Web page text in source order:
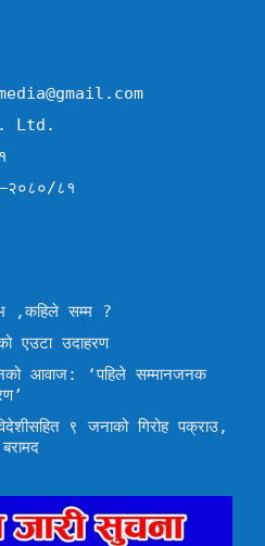
Ltd.
८१
,कहिले सम्म ?
एउटा उदाहरण
आवाज: ‘पहिले सम्मानजनक
९ जनाको गिरोह पक्राउ,